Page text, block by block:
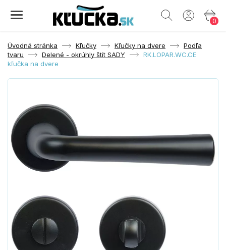
0
Úvodná stránka Kľučky Kľučky na dvere
Podľa
tvaru
Delené - okrúhly štít SADY
RK.LOPAR.WC.CE
kľučka na dvere